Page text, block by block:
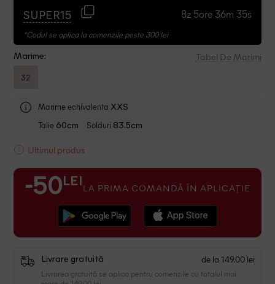
SUPER15 8z 5ore 36m 35s
*Codul se aplica la comenzile peste 300 lei
Marime: Tabel De Marimi
32
Marime echivalenta XXS
Talie 60cm Solduri 83.5cm
Ultimul produs
-50 LEI LA PRIMA COMANDĂ ÎN APLICAȚIE
Livrare gratuită de la 149.00 lei
Livrarea gratuită se aplica pentru comenzile cu totalul mai